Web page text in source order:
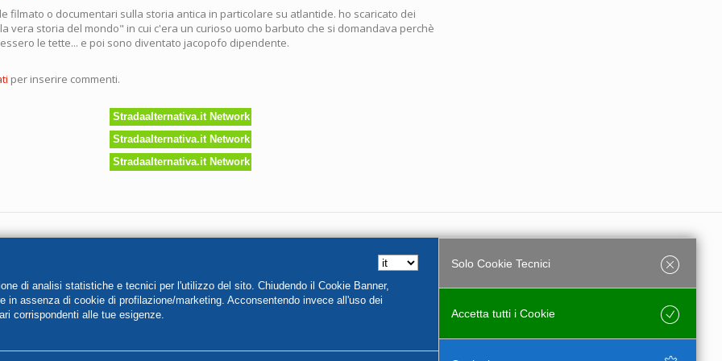
filmato o documentari sulla storia antica in particolare su atlantide. ho scaricato dei
vera storia del mondo" in cui c'era un curioso uomo barbuto che si domandava perchè
le tette... e poi sono diventato jacopofo dipendente.
per inserire commenti.
Stradaalternativa.it Network
Stradaalternativa.it Network
Stradaalternativa.it Network
imprese di Perugia con numero di iscrizione 170001 e Partita Iva 01956540544
Capitale sociale interamente versato: Euro 119.000,00;
Politica di trattamento dei dati personali e cookie policy
di analisi statistiche e tecnici per l'utilizzo del sito. Chiudendo il Cookie Banner,
assenza di cookie di profilazione/marketing. Acconsentendo invece all'uso dei
corrispondenti alle tue esigenze.
Accetta tutti i Cookie
Solo Cookie Tecnici
Salva